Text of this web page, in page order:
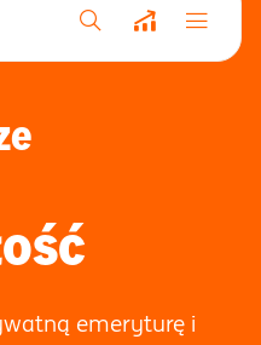
emeryturę i